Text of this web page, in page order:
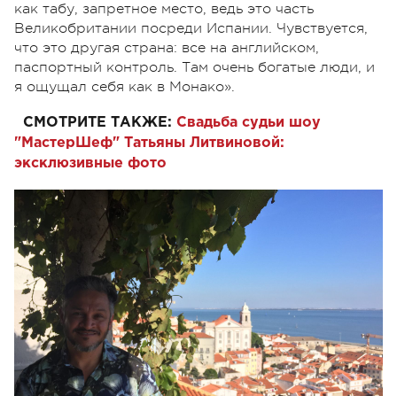
как табу, запретное место, ведь это часть
Великобритании посреди Испании. Чувствуется,
что это другая страна: все на английском,
паспортный контроль. Там очень богатые люди, и
я ощущал себя как в Монако».
СМОТРИТЕ ТАКЖЕ: Свадьба судьи шоу
"МастерШеф" Татьяны Литвиновой:
эксклюзивные фото